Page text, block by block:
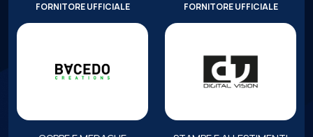
FORNITORE UFFICIALE FORNITORE UFFICIALE